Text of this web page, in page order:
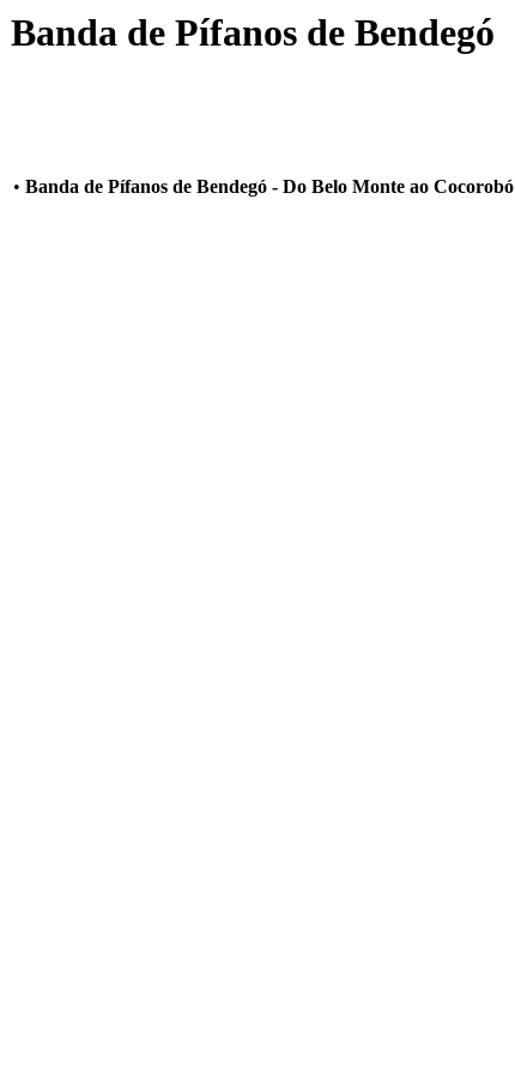
Banda de Pífanos de Bendegó
• Banda de Pífanos de Bendegó - Do Belo Monte ao Cocorobó